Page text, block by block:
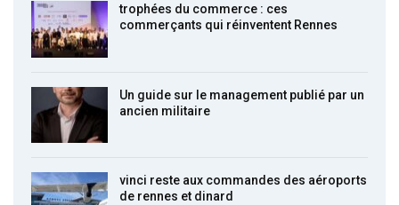
trophées du commerce : ces
commerçants qui réinventent Rennes
Un guide sur le management publié par un
ancien militaire
vinci reste aux commandes des aéroports
de rennes et dinard